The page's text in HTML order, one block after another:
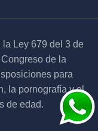
Ley 679 del 3 de
de la
para
la pornografía y el
de edad.